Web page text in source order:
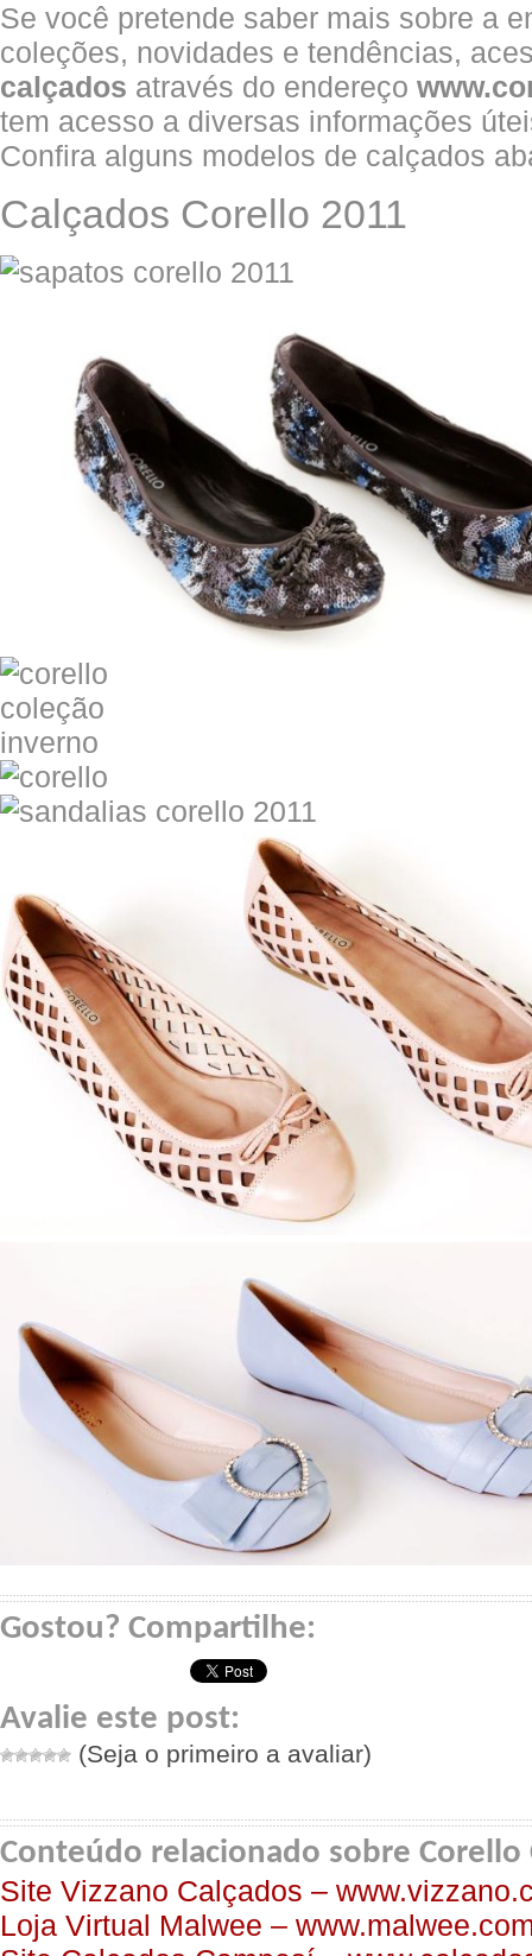
Se você pretende saber mais sobre a
coleções, novidades e tendências,
calçados através do endereço
tem acesso a diversas informações
Confira alguns modelos de calçados
Calçados Corello 2011
Gostou? Compartilhe:
Avalie este post:
(Seja o primeiro a avaliar)
Conteúdo relacionado sobre Corello
Site Vizzano Calçados –
Loja Virtual Malwee –